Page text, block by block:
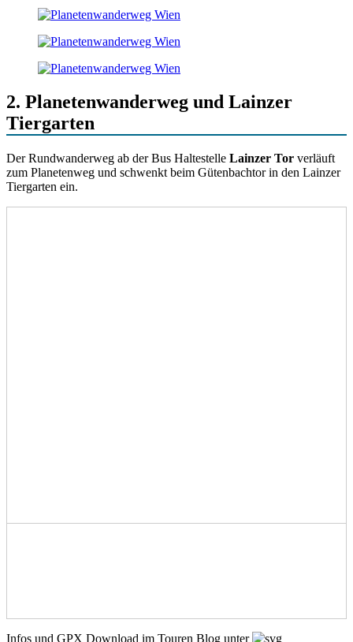
2. Planetenwanderweg und Lainzer
Tiergarten
Der Rundwanderweg ab der Bus Haltestelle Lainzer Tor verläuft
zum Planetenweg und schwenkt beim Gütenbachtor in den Lainzer
Tiergarten ein.
Infos und GPX Download im Touren Blog unter